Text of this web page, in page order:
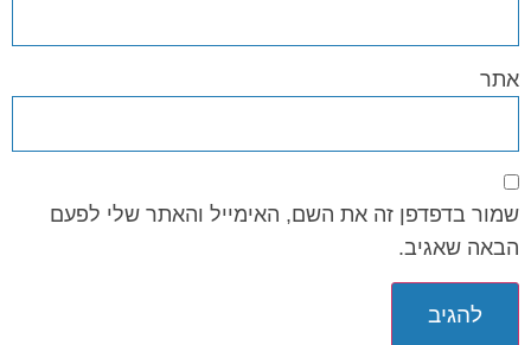
אתר
שמור בדפדפן זה את השם, האימייל והאתר שלי לפעם
הבאה שאגיב.